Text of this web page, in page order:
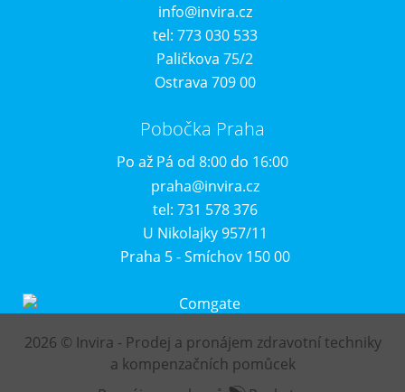
info@invira.cz
tel: 773 030 533
Paličkova 75/2
Ostrava 709 00
Pobočka Praha
Po až Pá od 8:00 do 16:00
praha@invira.cz
tel: 731 578 376
U Nikolajky 957/11
Praha 5 - Smíchov 150 00
2026 © Invira - Prodej a pronájem zdravotní techniky
a kompenzačních pomůcek